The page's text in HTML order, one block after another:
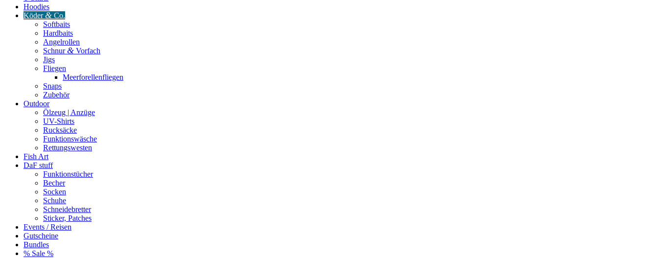
Hoodies
Köder& Co.
Softbaits
Hardbaits
Angelrollen
Schnur& Vorfach
Jigs
Fliegen
Meerforellenfliegen
Snaps
Zubehör
Outdoor
Ölzeug | Anzüge
UV-Shirts
Rucksäcke
Funktionswäsche
Rettungswesten
Fish Art
DaF stuff
Funktionstücher
Becher
Socken
Schuhe
Schneidebretter
Sticker, Patches
Events / Reisen
Gutscheine
Bundles
% Sale %